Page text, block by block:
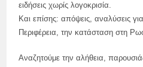
ειδήσεις χωρίς λογοκρισία.
Και επίσης: απόψεις, αναλύσεις
Περιφέρεια, την κατάσταση στη
Αναζητούμε την αλήθεια,